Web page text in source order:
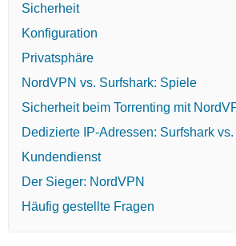
Sicherheit
Konfiguration
Privatsphäre
NordVPN vs. Surfshark: Spiele
Sicherheit beim Torrenting mit
Dedizierte IP-Adressen: Surfshark
Kundendienst
Der Sieger: NordVPN
Häufig gestellte Fragen